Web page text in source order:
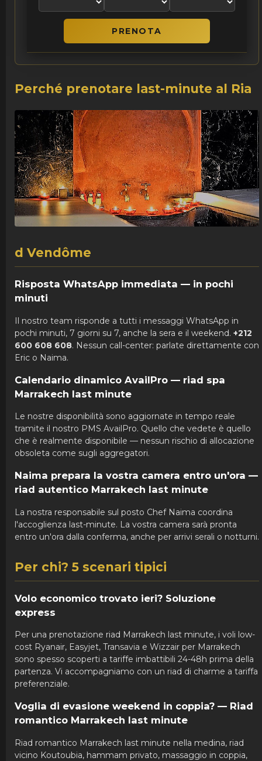
Perché prenotare last-minute al Ria
d Vendôme
Risposta WhatsApp immediata — in pochi
minuti
Il nostro team risponde a tutti i messaggi WhatsApp in
pochi minuti, 7 giorni su 7, anche la sera e il weekend. +212
600 608 608. Nessun call-center: parlate direttamente con
Eric o Naima.
Calendario dinamico AvailPro — riad spa
Marrakech last minute
Le nostre disponibilità sono aggiornate in tempo reale
tramite il nostro PMS AvailPro. Quello che vedete è quello
che è realmente disponibile — nessun rischio di allocazione
obsoleta come sugli aggregatori.
Naima prepara la vostra camera entro un'ora —
riad autentico Marrakech last minute
La nostra responsabile sul posto Chef Naima coordina
l'accoglienza last-minute. La vostra camera sarà pronta
entro un'ora dalla conferma, anche per arrivi serali o notturni.
Per chi? 5 scenari tipici
Volo economico trovato ieri? Soluzione
express
Per una prenotazione riad Marrakech last minute, i voli low-
cost Ryanair, Easyjet, Transavia e Wizzair per Marrakech
sono spesso scoperti a tariffe imbattibili 24-48h prima della
partenza. Vi accompagniamo con un riad di charme a tariffa
preferenziale.
Voglia di evasione weekend in coppia? — Riad
romantico Marrakech last minute
Riad romantico Marrakech last minute nella medina, riad
vicino Koutoubia, hammam privato, massaggio in coppia,